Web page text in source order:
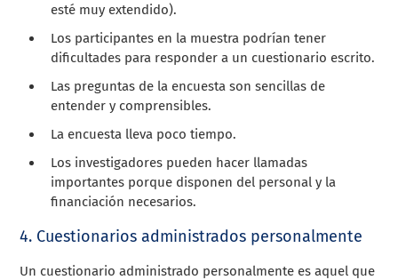
esté muy extendido).
Los participantes en la muestra podrían tener
dificultades para responder a un cuestionario escrito.
Las preguntas de la encuesta son sencillas de
entender y comprensibles.
La encuesta lleva poco tiempo.
Los investigadores pueden hacer llamadas
importantes porque disponen del personal y la
financiación necesarios.
4. Cuestionarios administrados personalmente
Un cuestionario administrado personalmente es aquel que